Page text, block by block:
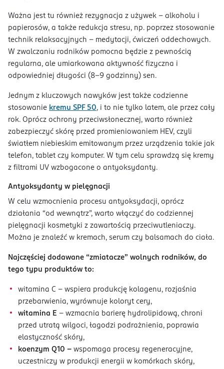
Ważna jest tu również rezygnacja z używek – alkoholu i
papierosów, a także redukcja stresu, np. poprzez stosowanie
technik relaksacyjnych – medytacji, ćwiczeń oddechowych.
W zwalczaniu rodników pomocna będzie z pewnością
regularna, ale umiarkowana aktywność fizyczna i
odpowiedniej długości (8-9 godzinny) sen.
Jednym z kluczowych nawyków jest także codzienne
stosowanie kremu SPF 50, i to nie tylko latem, ale przez cały
rok. Oprócz ochrony przeciwsłonecznej, warto również
zabezpieczyć skórę przed promieniowaniem HEV, czyli
światłem niebieskim emitowanym przez urządzenia takie jak
telefon, tablet czy komputer. W tym celu sprawdzą się kremy
z filtrami UV wzbogacone o antyoksydanty.
Antyoksydanty w pielęgnacji
W celu wzmocnienia procesu antyoksydacji, oprócz
działania “od wewnątrz”, warto włączyć do codziennej
pielęgnacji kosmetyki z zawartością przeciwutleniaczy.
Można je znaleźć w kremach, serum czy balsamach do ciała.
Najczęściej dodawane “zmiatacze” wolnych rodników, do
tego typu produktów to:
witamina C – wspiera produkcję kolagenu, rozjaśnia
przebarwienia, wyrównuje koloryt cery,
witamina E – wzmacnia barierę hydrolipidową, chroni
przed utratą wilgoci, łagodzi podrażnienia, poprawia
elastyczność skóry,
koenzym Q10 – wspomaga procesy regeneracyjne,
uczestniczy w produkcji energii w komórkach skóry,